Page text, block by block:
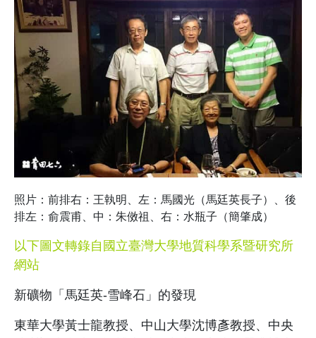
照片：前排右：王執明、左：馬國光（馬廷英長子）、後
排左：俞震甫、中：朱傚祖、右：水瓶子（簡肇成）
以下圖文轉錄自國立臺灣大學地質科學系暨研究所
網站
新礦物「馬廷英-雪峰石」的發現
東華大學黃士龍教授、中山大學沈博彥教授、中央